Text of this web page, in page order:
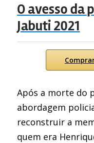
O avesso da
Jabuti 2021
Após a morte do
abordagem
reconstruir a
quem era